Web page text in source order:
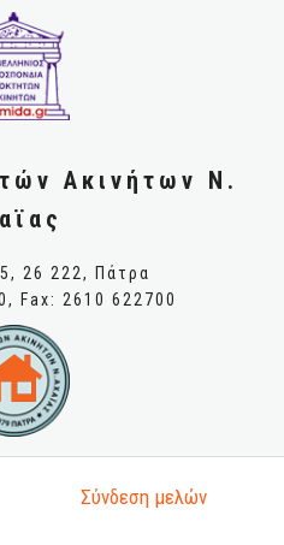
Ακινήτων Ν.
26 222, Πάτρα
Fax: 2610 622700
Σύνδεση μελώv